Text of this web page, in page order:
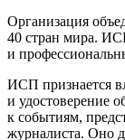
Организация
40 стран мира.
и
ИСП признается
и удостоверение
к событиям,
журналиста. Оно